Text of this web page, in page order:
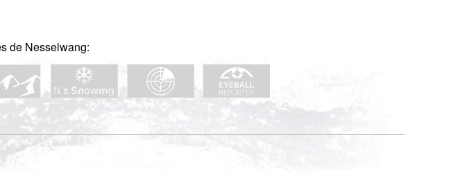
de Nesselwang: